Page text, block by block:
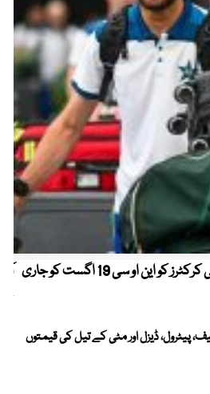
کیریبین پریمیئر لیگ ، قومی کرکٹرز کو این او سی 19 اگست کو جاری
پیٹرول، ڈیزل اور مٹی کے تیل کی قیمتوں